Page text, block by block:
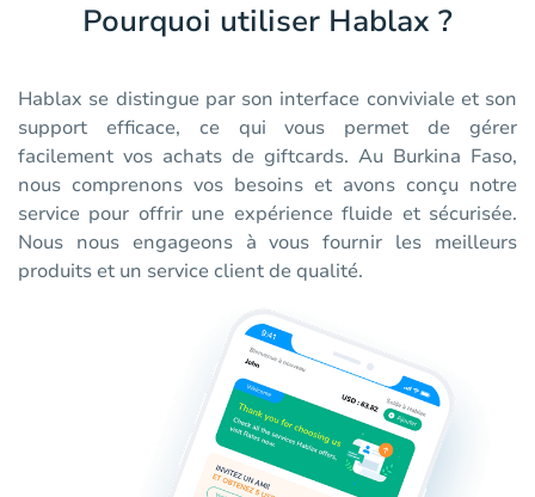
Pourquoi utiliser Hablax ?
Hablax se distingue par son interface conviviale et son
support efficace, ce qui vous permet de gérer
facilement vos achats de giftcards. Au Burkina Faso,
nous comprenons vos besoins et avons conçu notre
service pour offrir une expérience fluide et sécurisée.
Nous nous engageons à vous fournir les meilleurs
produits et un service client de qualité.